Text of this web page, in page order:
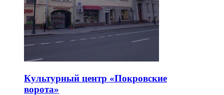
Культурный центр «Покровские
ворота»